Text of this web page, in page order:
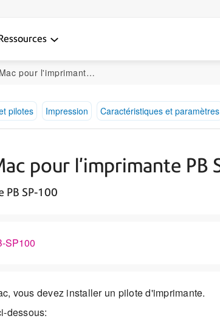
l'imprimante PB SP-100
pilotes Impression Caractéristiques et paramètres
pour l'imprimante PB
PB SP-100
SP100
vous devez installer un pilote d'imprimante.
dessous: